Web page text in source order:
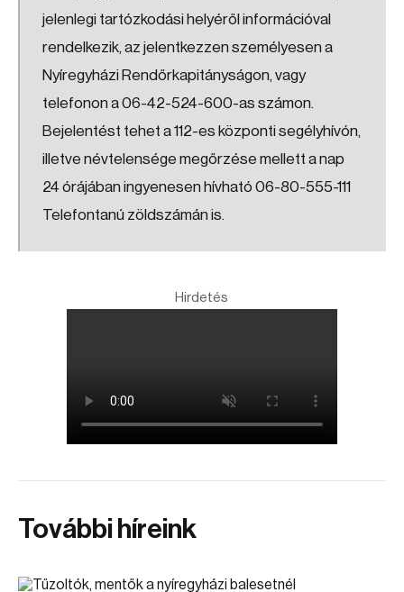
jelenlegi tartózkodási helyéről információval
rendelkezik, az jelentkezzen személyesen a
Nyíregyházi Rendőrkapitányságon, vagy
telefonon a 06-42-524-600-as számon.
Bejelentést tehet a 112-es központi segélyhívón,
illetve névtelensége megőrzése mellett a nap
24 órájában ingyenesen hívható 06-80-555-111
Telefontanú zöldszámán is.
Hirdetés
További híreink